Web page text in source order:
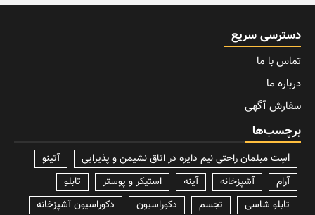
دسترسی سریع
تماس با ما
درباره ما
سفارش آگهی
برچسب‌ها
lسِت مبلمان راحتی نیم دایره در اتاق نشیمن و پذیرایی
آتینو
آرام
آشپزخانه آینه استیکر و پوستر
تابلو
تابلو شاسی
تجسم دکوراسیون
دکوراسیون آشپزخانه